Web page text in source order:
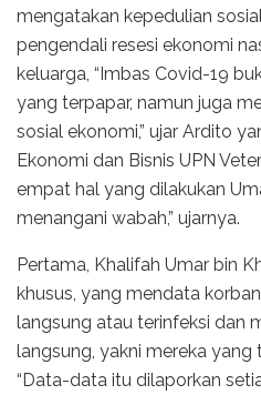
mengatakan kepedulian
pengendali resesi ekonomi
keluarga, “Imbas Covid-19
yang terpapar, namun juga
sosial ekonomi,” ujar Ardito
Ekonomi dan Bisnis UPN
empat hal yang dilakukan
menangani wabah,” ujarnya.
Pertama, Khalifah Umar bin
khusus, yang mendata
langsung atau terinfeksi dan
langsung, yakni mereka yang
“Data-data itu dilaporkan